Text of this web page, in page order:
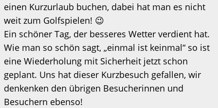
einen Kurzurlaub buchen, dabei hat man es nicht
weit zum Golfspielen! 😉
Ein schöner Tag, der besseres Wetter verdient hat.
Wie man so schön sagt, „einmal ist keinmal“ so ist
eine Wiederholung mit Sicherheit jetzt schon
geplant. Uns hat dieser Kurzbesuch gefallen, wir
denkenken den übrigen Besucherinnen und
Besuchern ebenso!